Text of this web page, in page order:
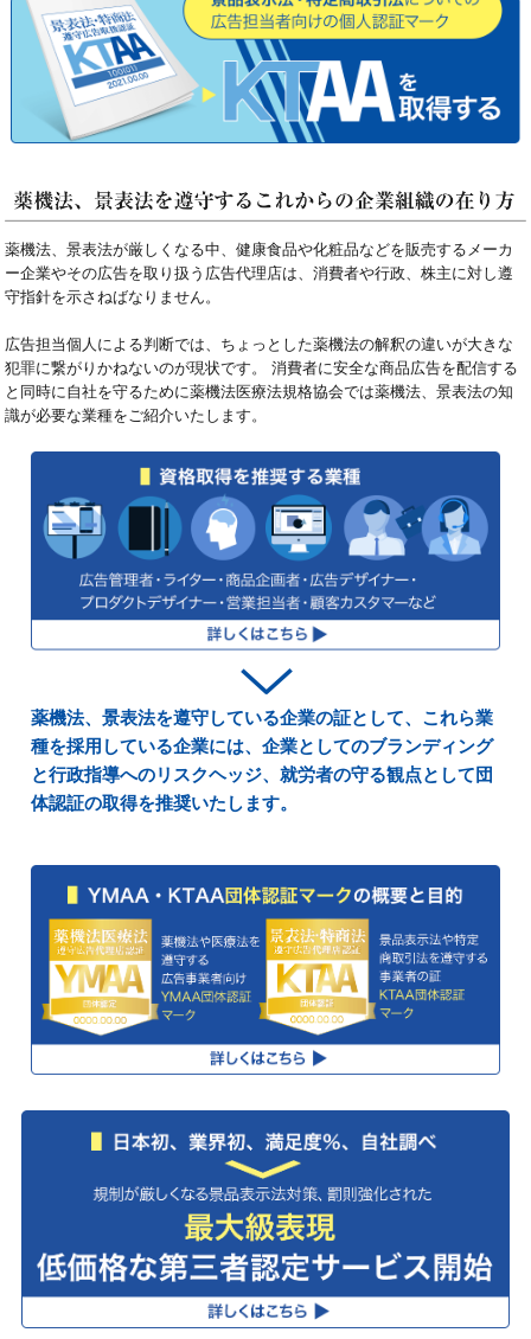
薬機法、景表法が厳しくなる中、健康食品や化粧品などを販売するメーカ
ー企業やその広告を取り扱う広告代理店は、消費者や行政、株主に対し遵
守指針を示さねばなりません。
広告担当個人による判断では、ちょっとした薬機法の解釈の違いが大きな
犯罪に繋がりかねないのが現状です。 消費者に安全な商品広告を配信する
と同時に自社を守るために薬機法医療法規格協会では薬機法、景表法の知
識が必要な業種をご紹介いたします。
薬機法、景表法を遵守している企業の証として、これら業
種を採用している企業には、企業としてのブランディング
と行政指導へのリスクヘッジ、就労者の守る観点として団
体認証の取得を推奨いたします。